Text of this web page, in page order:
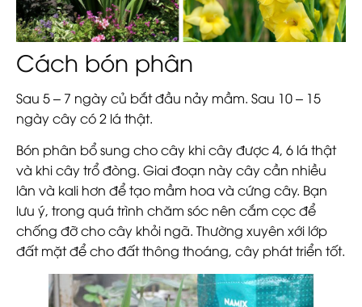
Cách bón phân
Sau 5 – 7 ngày củ bắt đầu nảy mầm. Sau 10 – 15
ngày cây có 2 lá thật.
Bón phân bổ sung cho cây khi cây được 4, 6 lá thật
và khi cây trổ đòng. Giai đoạn này cây cần nhiều
lân và kali hơn để tạo mầm hoa và cứng cây. Bạn
lưu ý, trong quá trình chăm sóc nên cắm cọc để
chống đỡ cho cây khỏi ngã. Thường xuyên xới lớp
đất mặt để cho đất thông thoáng, cây phát triển tốt.